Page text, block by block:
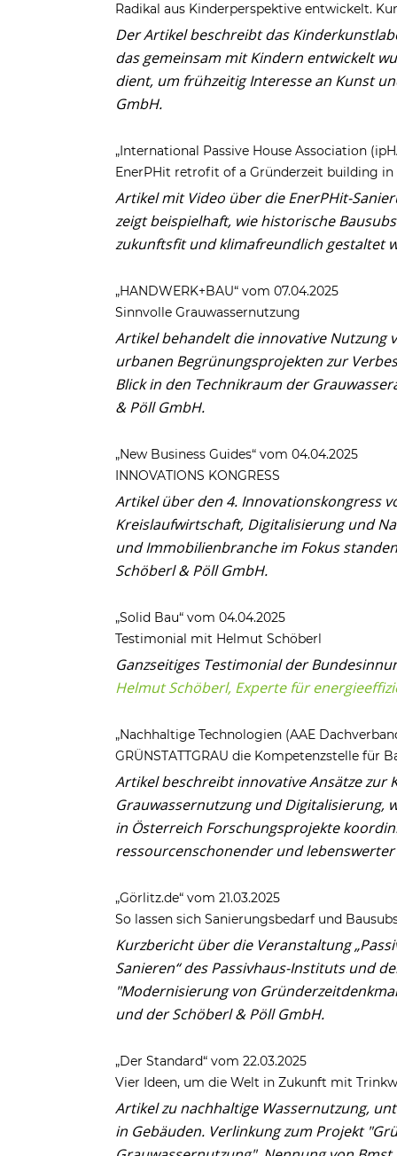
Radikal aus Kinderperspektive entwickelt.
Der Artikel beschreibt das
das gemeinsam mit Kindern entwickelt
dient, um frühzeitig Interesse an Kunst
GmbH.
„International Passive House Association
EnerPHit retrofit of a Gründerzeit building in
Artikel mit Video über die EnerPHit-
zeigt beispielhaft, wie historische
zukunftsfit und klimafreundlich gestaltet
„HANDWERK+BAU“ vom 07.04.2025
Sinnvolle Grauwassernutzung
Artikel behandelt die innovative Nutzung
urbanen Begrünungsprojekten zur
Blick in den Technikraum der
& Pöll GmbH.
„New Business Guides“ vom 04.04.2025
INNOVATIONS KONGRESS
Artikel über den 4. Innovationskongress
Kreislaufwirtschaft, Digitalisierung und
und Immobilienbranche im Fokus
Schöberl & Pöll GmbH.
„Solid Bau“ vom 04.04.2025
Testimonial mit Helmut Schöberl
Ganzseitiges Testimonial der
Helmut Schöberl, Experte für
„Nachhaltige Technologien (AAE
GRÜNSTATTGRAU die Kompetenzstelle für
Artikel beschreibt innovative Ansätze zur
Grauwassernutzung und Digitalisierung,
in Österreich Forschungsprojekte
ressourcenschonender und lebenswerter
„Görlitz.de“ vom 21.03.2025
So lassen sich Sanierungsbedarf und
Kurzbericht über die Veranstaltung
Sanieren“ des Passivhaus-Instituts und
"Modernisierung von
und der Schöberl & Pöll GmbH.
„Der Standard“ vom 22.03.2025
Vier Ideen, um die Welt in Zukunft mit
Artikel zu nachhaltige Wassernutzung,
in Gebäuden. Verlinkung zum Projekt